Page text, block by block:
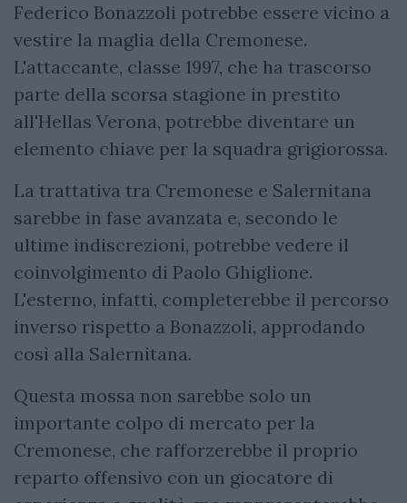
Federico Bonazzoli potrebbe essere vicino a
vestire la maglia della Cremonese.
L'attaccante, classe 1997, che ha trascorso
parte della scorsa stagione in prestito
all'Hellas Verona, potrebbe diventare un
elemento chiave per la squadra grigiorossa.
La trattativa tra Cremonese e Salernitana
sarebbe in fase avanzata e, secondo le
ultime indiscrezioni, potrebbe vedere il
coinvolgimento di Paolo Ghiglione.
L'esterno, infatti, completerebbe il percorso
inverso rispetto a Bonazzoli, approdando
così alla Salernitana.
Questa mossa non sarebbe solo un
importante colpo di mercato per la
Cremonese, che rafforzerebbe il proprio
reparto offensivo con un giocatore di